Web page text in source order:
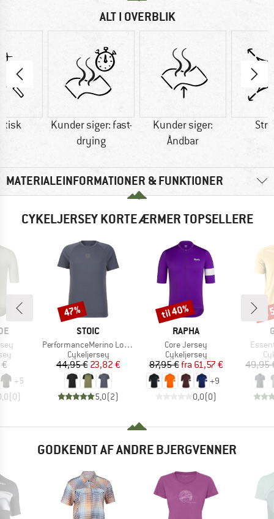
ALT I OVERBLIK
Kunder siger: fast-
drying
Kunder siger:
Åndbar
MATERIALEINFORMATIONER & FUNKTIONER
CYKELJERSEY KORTE ÆRMER TOPSELLERE
+5
(0)
MÆRKE
STOIC
Artikel
PerformanceMerino LofsdalenSt. MTB S/S
Produktgruppe
Cykeljersey
Pris
44,95 €Nedsat pris
23,82 €
5,0(2)
Rabat
47%
MÆRKE
RAPHA
Artikel
Core Jersey
Produktgruppe
Cykeljersey
Pris
87,95 € Nedsat pris
fra 61,57 €
+9
0,0(0)
Rabat
til 40%
Artikel
49,95
GODKENDT AF ANDRE BJERGVENNER